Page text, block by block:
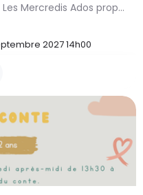
Elèves du 1er degré secondaire. Les Mercredis Ados proposent, aux jeunes, un accompagnement scolaire et une…
2027 14h00